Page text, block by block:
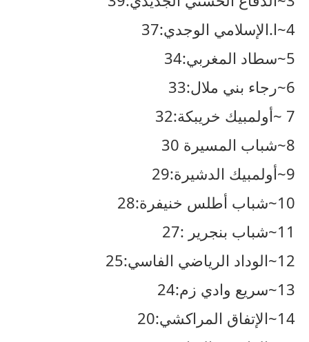
4~ا.الإسلامي الوجدي:37
5~سطاد المغربي:34
6~رجاء بني ملال:33
7 ~أولمبيك خريبكة:32
8~شباب المسيرة 30
9~أولمبيك الدشيرة:29
10~شباب أطلس خنيفرة:28
11~شباب بنجرير :27
12~الوداد الرياضي الفاسي:25
13~سريع وادي زم:24
14~الإتفاق المراكشي:20